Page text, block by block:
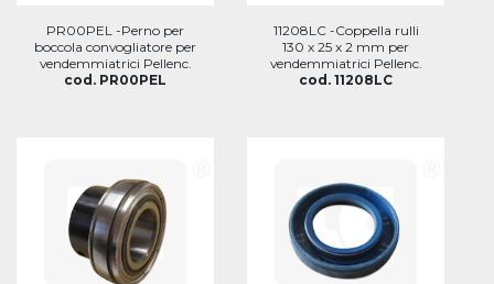
PR00PEL -Perno per
boccola convogliatore per
vendemmiatrici Pellenc.
cod. PR00PEL
11208LC -Coppella rulli
130 x 25 x 2 mm per
vendemmiatrici Pellenc.
cod. 11208LC